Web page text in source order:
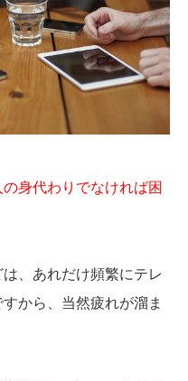
身代わりでなければ困
、あれだけ頻繁にテレ
から、当然疲れが溜ま